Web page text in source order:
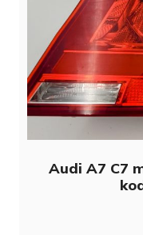
Audi A7 C7